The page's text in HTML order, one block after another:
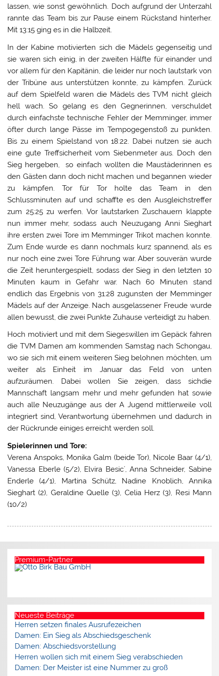
lassen, wie sonst gewöhnlich. Doch aufgrund der Unterzahl
rannte das Team bis zur Pause einem Rückstand hinterher.
Mit 13:15 ging es in die Halbzeit.
In der Kabine motivierten sich die Mädels gegenseitig und
sie waren sich einig, in der zweiten Hälfte für einander und
vor allem für den Kapitänin, die leider nur noch lautstark von
der Tribüne aus unterstützen konnte, zu kämpfen. Zurück
auf dem Spielfeld waren die Mädels des TVM nicht gleich
hell wach. So gelang es den Gegnerinnen, verschuldet
durch einfachste technische Fehler der Memminger, immer
öfter durch lange Pässe im Tempogegenstoß zu punkten.
Bis zu einem Spielstand von 18:22. Dabei nutzen sie auch
eine gute Treffsicherheit vom Siebenmeter aus. Doch den
Sieg hergeben, so einfach wollten die Maustäderinnen es
den Gästen dann doch nicht machen und begannen wieder
zu kämpfen. Tor für Tor holte das Team in den
Schlussminuten auf und schaffte es den Ausgleichstreffer
zum 25:25 zu werfen. Vor lautstarken Zuschauern klappte
nun immer mehr, sodass auch Neuzugang Anni Sieghart
ihre ersten zwei Tore im Memminger Trikot machen konnte.
Zum Ende wurde es dann nochmals kurz spannend, als es
nur noch eine zwei Tore Führung war. Aber souverän wurde
die Zeit heruntergespielt, sodass der Sieg in den letzten 10
Minuten kaum in Gefahr war. Nach 60 Minuten stand
endlich das Ergebnis von 31:28 zugunsten der Memminger
Mädels auf der Anzeige. Nach ausgelassener Freude wurde
allen bewusst, die zwei Punkte Zuhause verteidigt zu haben.
Hoch motiviert und mit dem Siegeswillen im Gepäck fahren
die TVM Damen am kommenden Samstag nach Schongau,
wo sie sich mit einem weiteren Sieg belohnen möchten, um
weiter als Einheit im Januar das Feld von unten
aufzuräumen. Dabei wollen Sie zeigen, dass sichdie
Mannschaft langsam mehr und mehr gefunden hat sowie
auch alle Neuzugänge aus der A Jugend mittlerweile voll
integriert sind, Verantwortung übernehmen und dadurch in
der Rückrunde einiges erreicht werden soll.
Spielerinnen und Tore:
Verena Anspoks, Monika Galm (beide Tor), Nicole Baar (4/1),
Vanessa Eberle (5/2), Elvira Besic´, Anna Schneider, Sabine
Enderle (4/1), Martina Schütz, Nadine Knoblich, Annika
Sieghart (2), Geraldine Quelle (3), Celia Herz (3), Resi Mann
(10/2)
Premium-Partner
Neueste Beiträge
Herren setzen finales Ausrufezeichen
Damen: Ein Sieg als Abschiedsgeschenk
Damen: Abschiedsvorstellung
Herren wollen sich mit einem Sieg verabschieden
Damen: Der Meister ist eine Nummer zu groß